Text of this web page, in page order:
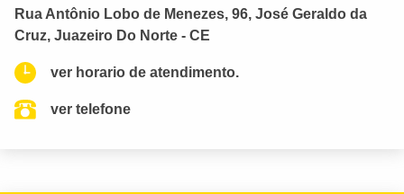
Rua Antônio Lobo de Menezes, 96, José Geraldo da
Cruz, Juazeiro Do Norte - CE
ver horario de atendimento.
ver telefone